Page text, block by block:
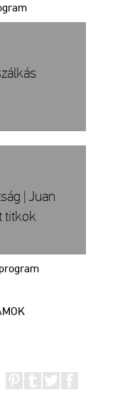
| Juan
titkok